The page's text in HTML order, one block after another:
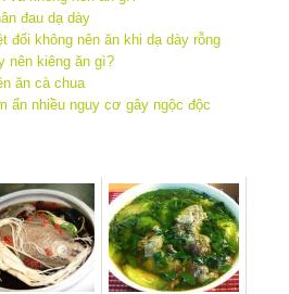
đau dạ dày
đối không nên ăn khi dạ dày rỗng
nên kiêng ăn gì?
ăn cà chua
ẩn nhiều nguy cơ gây ngộc độc